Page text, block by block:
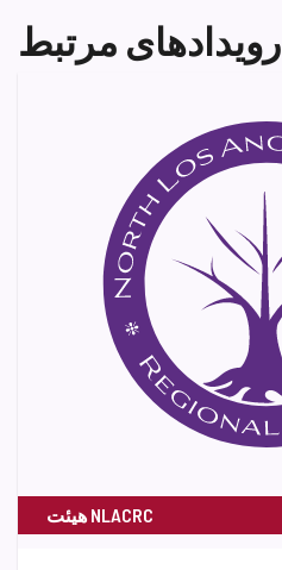
رویدادهای مرتبط
هیئت NLACRC